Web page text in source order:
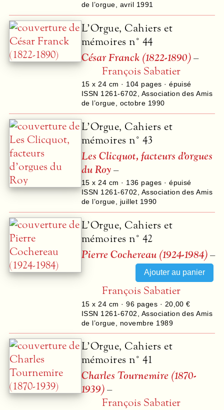
de l’orgue, avril 1991
L’Orgue, Cahiers et
mémoires n° 44
César Franck (1822-1890)–
François Sabatier
15 x 24 cm · 104 pages · épuisé
ISSN 1261-6702, Association des Amis
de l’orgue, octobre 1990
L’Orgue, Cahiers et
mémoires n° 43
Les Clicquot, facteurs d’orgues
du Roy–
15 x 24 cm · 136 pages · épuisé
ISSN 1261-6702, Association des Amis
de l’orgue, juillet 1990
L’Orgue, Cahiers et
mémoires n° 42
Pierre Cochereau (1924-1984)–
François Sabatier
15 x 24 cm ·96 pages · 20,00 €
ISSN 1261-6702
Association des Amis
de l’orgue
novembre 1989
L’Orgue, Cahiers et
mémoires n° 41
Charles Tournemire (1870-
1939)–
François Sabatier